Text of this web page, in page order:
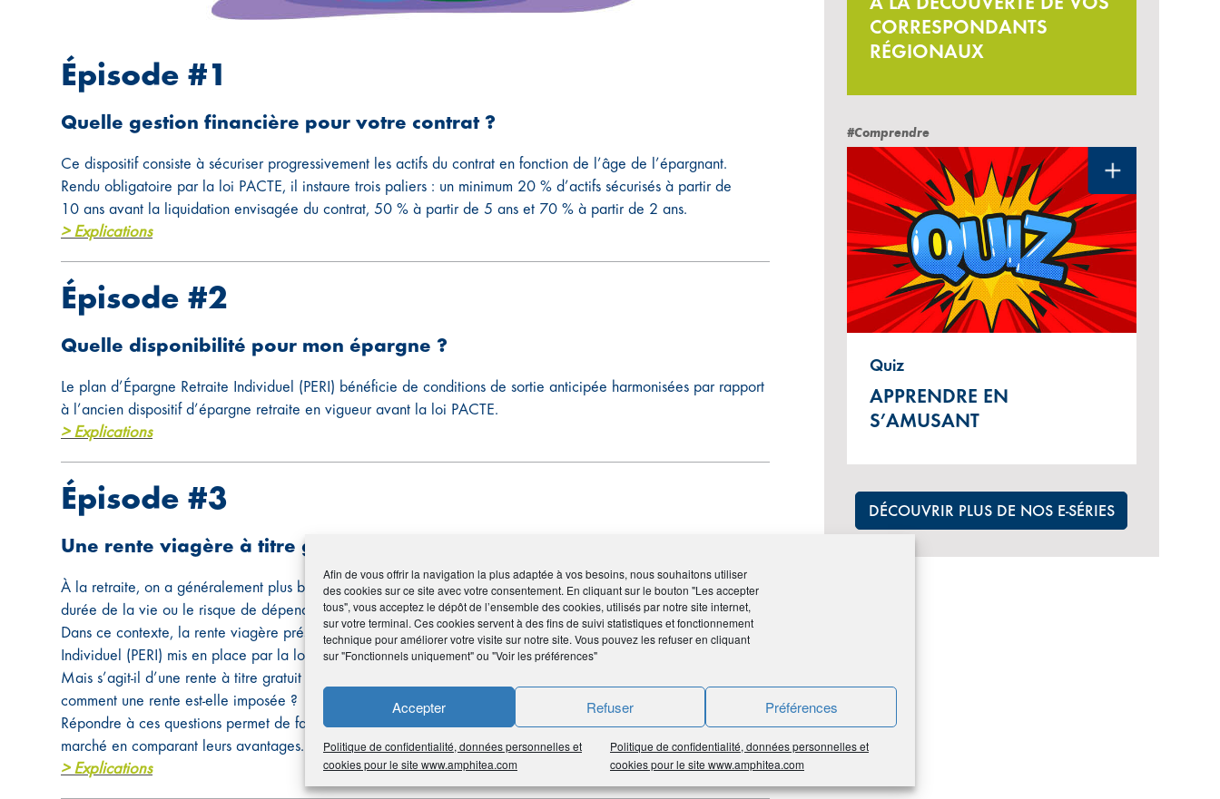
Afin de vous offrir la navigation la plus adaptée à vos besoins, nous souhaitons utiliser
des cookies sur ce site avec votre consentement. En cliquant sur le bouton "Les accepter
tous", vous acceptez le dépôt de l’ensemble des cookies, utilisés par notre site internet,
sur votre terminal. Ces cookies servent à des fins de suivi statistiques et fonctionnement
technique pour améliorer votre visite sur notre site. Vous pouvez les refuser en cliquant
sur "Fonctionnels uniquement" ou "Voir les préférences"
Accepter Refuser Préférences
Politique de confidentialité, données personnelles et
cookies pour le site www.amphitea.com
Politique de confidentialité, données personnelles et
cookies pour le site www.amphitea.com
Épisode #1
Quelle gestion financière pour votre contrat ?
Ce dispositif consiste à sécuriser progressivement les actifs du contrat en fonction de l’âge de l’épargnant.
Rendu obligatoire par la loi PACTE, il instaure trois paliers : un minimum 20 % d’actifs sécurisés à partir de
10 ans avant la liquidation envisagée du contrat, 50 % à partir de 5 ans et 70 % à partir de 2 ans.
> Explications
Épisode #2
Quelle disponibilité pour mon épargne ?
Le plan d’Épargne Retraite Individuel (PERI) bénéficie de conditions de sortie anticipée harmonisées par rapport
à l’ancien dispositif d’épargne retraite en vigueur avant la loi PACTE.
> Explications
Épisode #3
Une rente viagère à titre gratuit ou à titre onéreux ?
À la retraite, on a généralement plus besoin de revenus que d’un capital. Et ce n’est pas l’allongement de la
durée de la vie ou le risque de dépendance qui vont modifier cette tendance.
Dans ce contexte, la rente viagère présente bien des avantages. Justement, le Plan d’Épargne Retraite
Individuel (PERI) mis en place par la loi PACTE, propose une sortie en rente.
Mais s’agit-il d’une rente à titre gratuit ou à titre onéreux ? Qu’en est-il de sa fiscalité ? Plus généralement,
comment une rente est-elle imposée ?
Répondre à ces questions permet de faire un choix entre le PERI et d’autres produits d’épargne existant sur le
marché en comparant leurs avantages.
> Explications
CORRESPONDANTS
RÉGIONAUX
#Comprendre
Quiz
APPRENDRE EN
S’AMUSANT
DÉCOUVRIR PLUS DE NOS E-SÉRIES